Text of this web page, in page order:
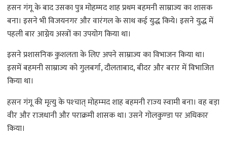
हसन गंगू के बाद उसका पुत्र मोहम्मद शाह प्रथम बहमनी साम्राज्य का शासक
बना। इसने भी विजयनगर और वारंगल के साथ कई युद्ध किये। इसने युद्ध में
पहली बार आग्नेय अस्त्रों का उपयोग किया था।
इसने प्रशासनिक कुशलता के लिए अपने साम्राज्य का विभाजन किया था।
इसमें बहमनी साम्राज्य को गुलबर्गा, दौलताबाद, बीदर और बरार में विभाजित
किया था।
हसन गंगू की मृत्‍यु के पश्‍चात् मोहम्‍मद शाह बहमनी राज्‍य स्‍वामी बना। वह बड़ा
वीर और राजधानी और पराक्रमी शासक था। उसने गोलकुण्‍डा पर अधिकार
किया।